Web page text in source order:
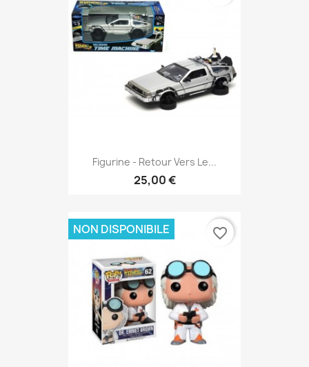
Figurine - Retour Vers Le...
25,00 €
NON DISPONIBILE favorite_border